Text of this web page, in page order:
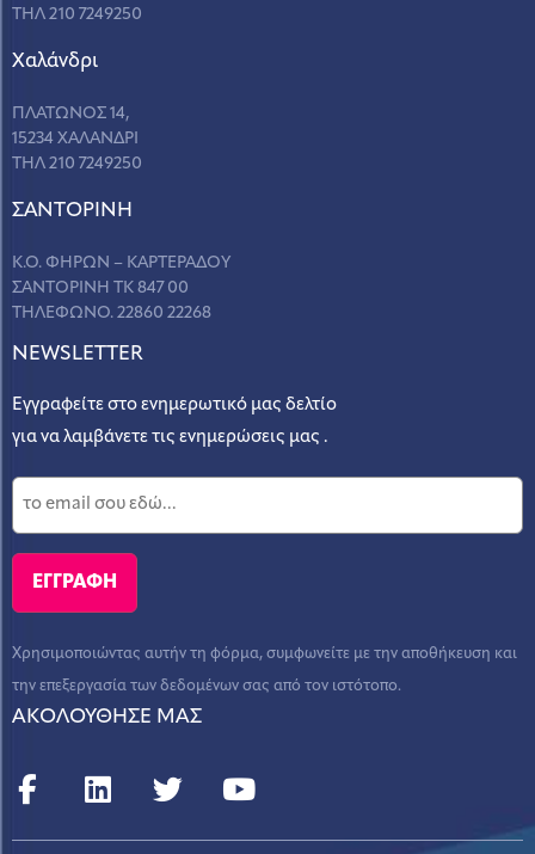
ΤΗΛ 210 7249250
Χαλάνδρι
ΠΛΑΤΩΝΟΣ 14,
15234 ΧΑΛΑΝΔΡΙ
ΤΗΛ 210 7249250
ΣANΤΟΡΙΝΗ
Κ.Ο. ΦΗΡΩΝ – ΚΑΡΤΕΡΑΔΟΥ
ΣΑΝΤΟΡΙΝΗ ΤΚ 847 00
ΤΗΛΕΦΩΝΟ. 22860 22268
NEWSLETTER
Εγγραφείτε στο ενημερωτικό μας δελτίο
για να λαμβάνετε τις ενημερώσεις μας .
Χρησιμοποιώντας αυτήν τη φόρμα, συμφωνείτε με την αποθήκευση και
την επεξεργασία των δεδομένων σας από τον ιστότοπο.
ΑΚΟΛΟΥΘΗΣΕ ΜΑΣ